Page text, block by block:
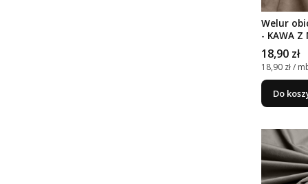
Welur
- KAWA Z
Cena
18,90 zł
Cena
18,90 zł /
Do